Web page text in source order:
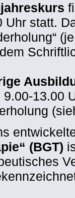
Uhr statt.
13.00
(BGT)